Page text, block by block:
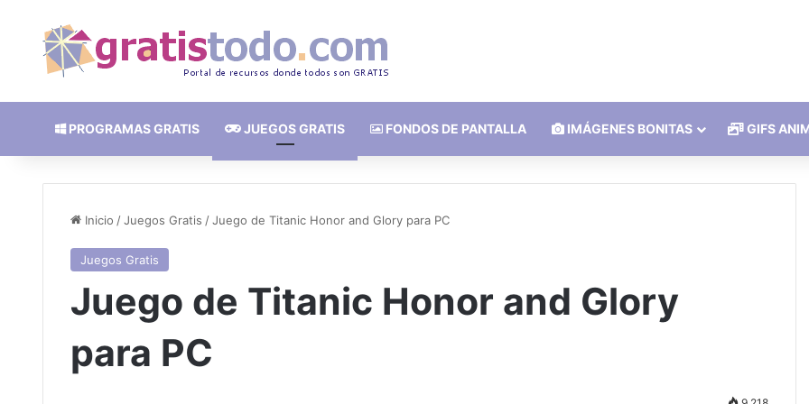
PROGRAMAS GRATIS JUEGOS GRATIS FONDOS DE PANTALLA IMÁGENES BONITAS GIFS
Inicio /Juegos Gratis /Juego de Titanic Honor and Glory para PC
Juegos Gratis
Juego de Titanic Honor and Glory
para PC